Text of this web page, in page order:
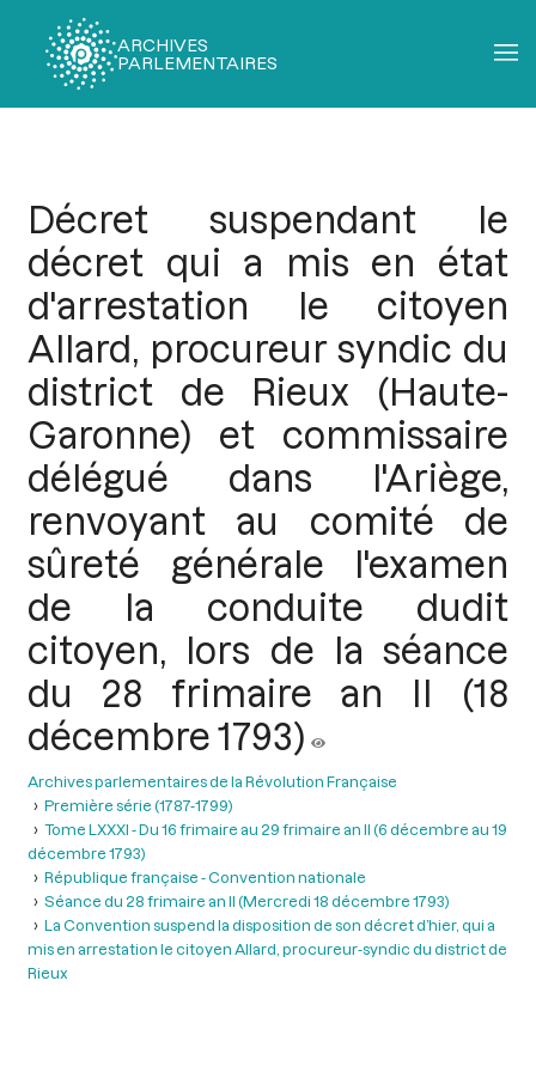
ARCHIVES
PARLEMENTAIRES
Décret suspendant le
décret qui a mis en état
d'arrestation le citoyen
Allard, procureur syndic du
district de Rieux (Haute-
Garonne) et commissaire
délégué dans l'Ariège,
renvoyant au comité de
sûreté générale l'examen
de la conduite dudit
citoyen, lors de la séance
du 28 frimaire an II (18
décembre 1793)
Archives parlementaires de la Révolution Française
Première série (1787-1799)
Tome LXXXI - Du 16 frimaire au 29 frimaire an II (6 décembre au 19
décembre 1793)
République française - Convention nationale
Séance du 28 frimaire an II (Mercredi 18 décembre 1793)
La Convention suspend la disposition de son décret d’hier, qui a
mis en arrestation le citoyen Allard, procureur-syndic du district de
Rieux